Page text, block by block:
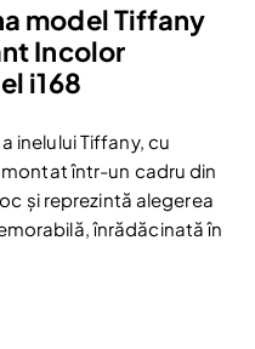
model Tiffany
Incolor
i168
inelului Tiffany, cu
într-un cadru din
și reprezintă alegerea
înrădăcinată în